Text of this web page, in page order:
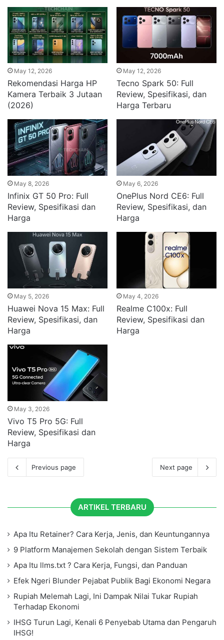
May 12, 2026
Rekomendasi Harga HP
Kamera Terbaik 3 Jutaan
(2026)
May 12, 2026
Tecno Spark 50: Full
Review, Spesifikasi, dan
Harga Terbaru
May 8, 2026
Infinix GT 50 Pro: Full
Review, Spesifikasi dan
Harga
May 6, 2026
OnePlus Nord CE6: Full
Review, Spesifikasi, dan
Harga
May 5, 2026
Huawei Nova 15 Max: Full
Review, Spesifikasi, dan
Harga
May 4, 2026
Realme C100x: Full
Review, Spesifikasi dan
Harga
May 3, 2026
Vivo T5 Pro 5G: Full
Review, Spesifikasi dan
Harga
Previous page Next page
ARTIKEL TERBARU
Apa Itu Retainer? Cara Kerja, Jenis, dan Keuntungannya
9 Platform Manajemen Sekolah dengan Sistem Terbaik
Apa Itu llms.txt ? Cara Kerja, Fungsi, dan Panduan
Efek Ngeri Blunder Pejabat Publik Bagi Ekonomi Negara
Rupiah Melemah Lagi, Ini Dampak Nilai Tukar Rupiah
Terhadap Ekonomi
IHSG Turun Lagi, Kenali 6 Penyebab Utama dan Pengaruh
IHSG!